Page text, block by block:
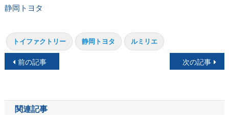
静岡トヨタ
トイファクトリー 静岡トヨタ ルミリエ
投
ナ
前の記事 次の記事
関連記事